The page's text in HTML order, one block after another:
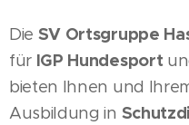
Die SV Ortsgruppe
für IGP Hundesport
bieten Ihnen und
Ausbildung in